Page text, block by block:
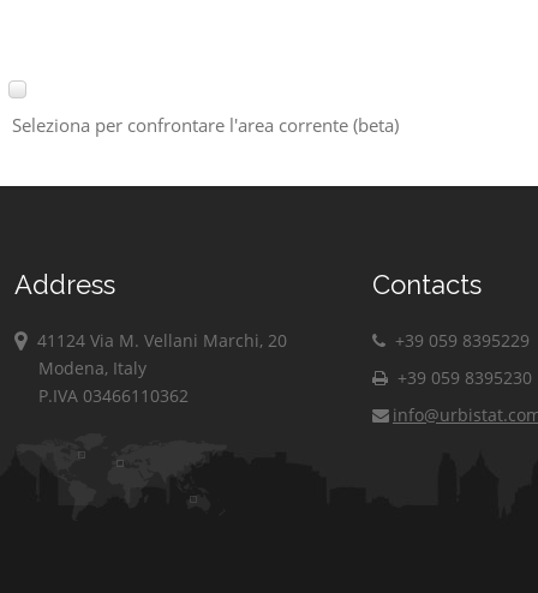
Seleziona per confrontare l'area corrente (beta)
Address
41124 Via M. Vellani Marchi, 20
Modena, Italy
P.IVA 03466110362
Contacts
+39 059 8395229
+39 059 8395230